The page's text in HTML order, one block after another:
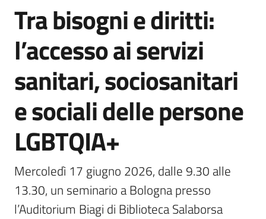
Novità
Servizi
Leggi
Atti
Bandi
Piani
Programmi
Progetti
Salta al contenuto
Tra bisogni e diritti:
l’accesso ai servizi
sanitari, sociosanitari
e sociali delle persone
LGBTQIA+
Mercoledì 17 giugno 2026, dalle 9.30 alle
13.30, un seminario a Bologna presso
l’Auditorium Biagi di Biblioteca Salaborsa